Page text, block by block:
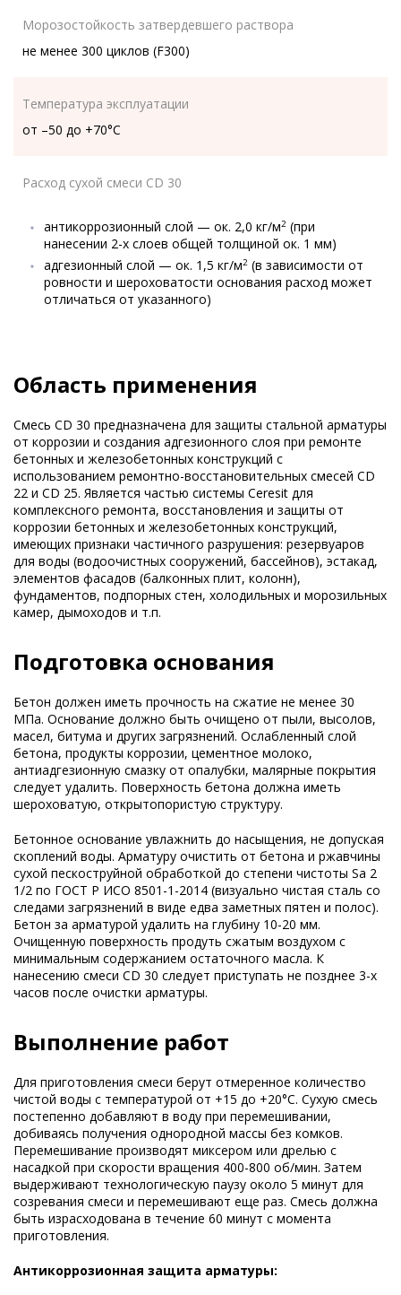
Морозостойкость затвердевшего раствора
не менее 300 циклов (F300)
Температура эксплуатации
от –50 до +70°C
Расход сухой смеси CD 30
антикоррозионный слой — ок. 2,0 кг/м2 (при
нанесении 2-х слоев общей толщиной ок. 1 мм)
адгезионный слой — ок. 1,5 кг/м2 (в зависимости от
ровности и шероховатости основания расход может
отличаться от указанного)
Область применения
Смесь CD 30 предназначена для защиты стальной арматуры
от коррозии и создания адгезионного слоя при ремонте
бетонных и железобетонных конструкций с
использованием ремонтно-восстановительных смесей CD
22 и CD 25. Является частью системы Ceresit для
комплексного ремонта, восстановления и защиты от
коррозии бетонных и железобетонных конструкций,
имеющих признаки частичного разрушения: резервуаров
для воды (водоочистных сооружений, бассейнов), эстакад,
элементов фасадов (балконных плит, колонн),
фундаментов, подпорных стен, холодильных и морозильных
камер, дымоходов и т.п.
Подготовка основания
Бетон должен иметь прочность на сжатие не менее 30
МПа. Основание должно быть очищено от пыли, высолов,
масел, битума и других загрязнений. Ослабленный слой
бетона, продукты коррозии, цементное молоко,
антиадгезионную смазку от опалубки, малярные покрытия
следует удалить. Поверхность бетона должна иметь
шероховатую, открытопористую структуру.
Бетонное основание увлажнить до насыщения, не допуская
скоплений воды. Арматуру очистить от бетона и ржавчины
сухой пескоструйной обработкой до степени чистоты Sa 2
1/2 по ГОСТ Р ИСО 8501-1-2014 (визуально чистая сталь со
следами загрязнений в виде едва заметных пятен и полос).
Бетон за арматурой удалить на глубину 10-20 мм.
Очищенную поверхность продуть сжатым воздухом с
минимальным содержанием остаточного масла. К
нанесению смеси CD 30 следует приступать не позднее 3-х
часов после очистки арматуры.
Выполнение работ
Для приготовления смеси берут отмеренное количество
чистой воды с температурой от +15 до +20°C. Сухую смесь
постепенно добавляют в воду при перемешивании,
добиваясь получения однородной массы без комков.
Перемешивание производят миксером или дрелью с
насадкой при скорости вращения 400-800 об/мин. Затем
выдерживают технологическую паузу около 5 минут для
созревания смеси и перемешивают еще раз. Смесь должна
быть израсходована в течение 60 минут с момента
приготовления.
Антикоррозионная защита арматуры: